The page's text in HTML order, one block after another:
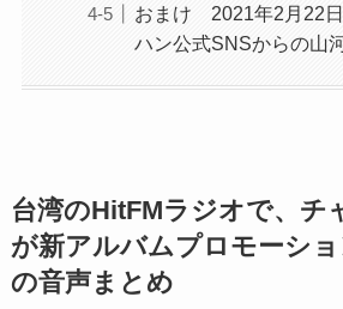
おまけ 2021年2月22
ハン公式SNSからの山
台湾のHitFMラジオで、チ
が新アルバムプロモーシ
の音声まとめ